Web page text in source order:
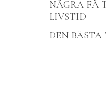
NÅGRA FÅ
LIVSTID
DEN